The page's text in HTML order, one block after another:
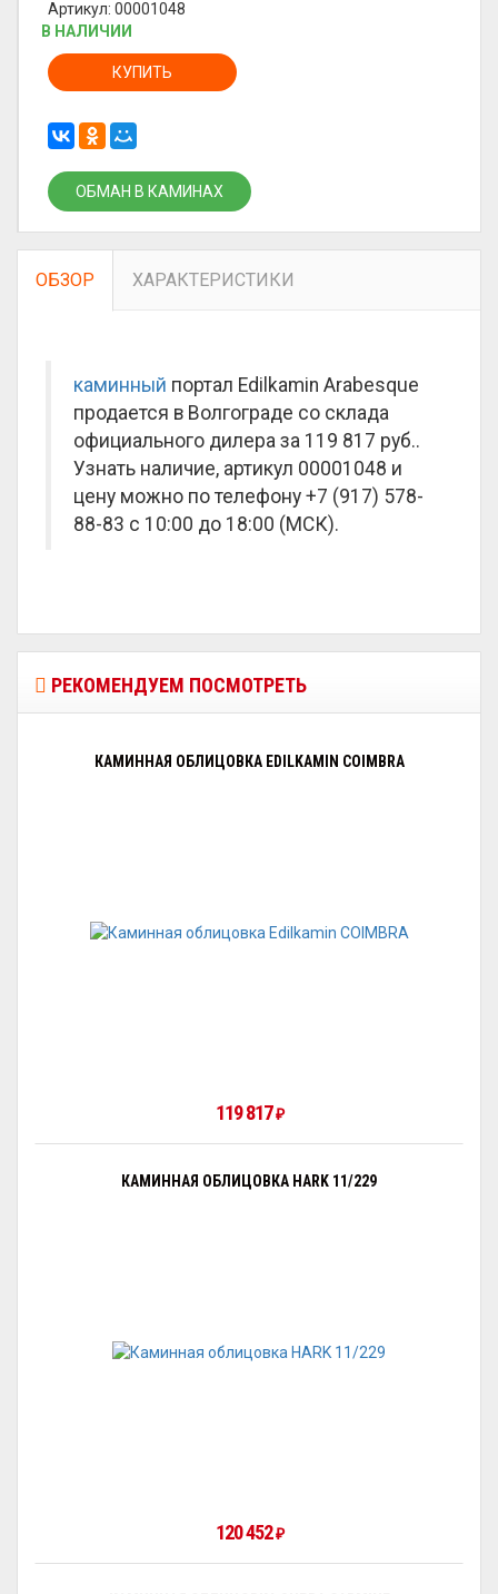
Артикул: 00001048
В НАЛИЧИИ
КУПИТЬ
ОБМАН В КАМИНАХ
ОБЗОР ХАРАКТЕРИСТИКИ
каминный портал Edilkamin Arabesque
продается в Волгограде со склада
официального дилера за 119 817 руб..
Узнать наличие, артикул 00001048 и
цену можно по телефону +7 (917) 578-
88-83 с 10:00 до 18:00 (МСК).
РЕКОМЕНДУЕМ ПОСМОТРЕТЬ
КАМИННАЯ ОБЛИЦОВКА EDILKAMIN COIMBRA
119 817 ₽
КАМИННАЯ ОБЛИЦОВКА HARK 11/229
120 452 ₽